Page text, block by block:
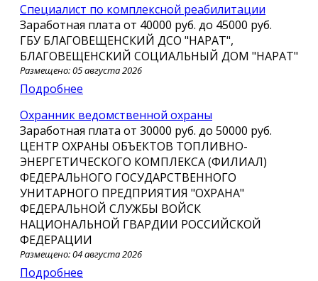
специалист по комплексной реабилитации
Заработная плата от 40000 руб. до 45000 руб.
ГБУ БЛАГОВЕЩЕНСКИЙ ДСО "НАРАТ",
БЛАГОВЕЩЕНСКИЙ СОЦИАЛЬНЫЙ ДОМ "НАРАТ"
Размещено: 05 августа 2026
Подробнее
Охранник ведомственной охраны
Заработная плата от 30000 руб. до 50000 руб.
ЦЕНТР ОХРАНЫ ОБЪЕКТОВ ТОПЛИВНО-
ЭНЕРГЕТИЧЕСКОГО КОМПЛЕКСА (ФИЛИАЛ)
ФЕДЕРАЛЬНОГО ГОСУДАРСТВЕННОГО
УНИТАРНОГО ПРЕДПРИЯТИЯ "ОХРАНА"
ФЕДЕРАЛЬНОЙ СЛУЖБЫ ВОЙСК
НАЦИОНАЛЬНОЙ ГВАРДИИ РОССИЙСКОЙ
ФЕДЕРАЦИИ
Размещено: 04 августа 2026
Подробнее